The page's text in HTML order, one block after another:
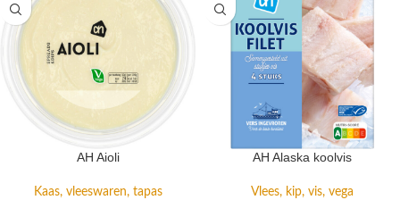
AH Aioli
Kaas, vleeswaren, tapas
AH Alaska koolvis
Vlees, kip, vis, vega